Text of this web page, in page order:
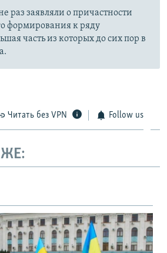
раз заявляли о причастности
формирования к ряду
часть из которых до сих пор в
Читать без VPN Follow us